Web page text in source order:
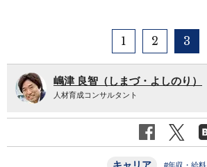
1 2 3
嶋津 良智（しまづ・よしのり）
人材育成コンサルタント
#年収・給料